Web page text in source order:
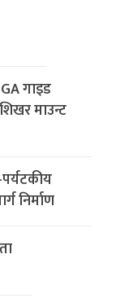
गाइड
माउन्ट
निर्माण